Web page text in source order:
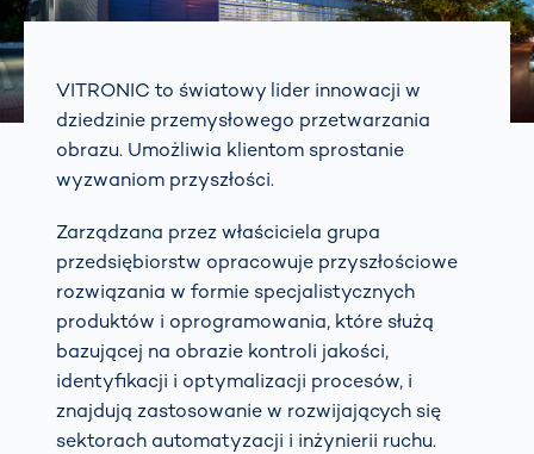
VITRONIC to światowy lider innowacji w
dziedzinie przemysłowego przetwarzania
obrazu. Umożliwia klientom sprostanie
wyzwaniom przyszłości.
Zarządzana przez właściciela grupa
przedsiębiorstw opracowuje przyszłościowe
rozwiązania w formie specjalistycznych
produktów i oprogramowania, które służą
bazującej na obrazie kontroli jakości,
identyfikacji i optymalizacji procesów, i
znajdują zastosowanie w rozwijających się
sektorach automatyzacji i inżynierii ruchu.